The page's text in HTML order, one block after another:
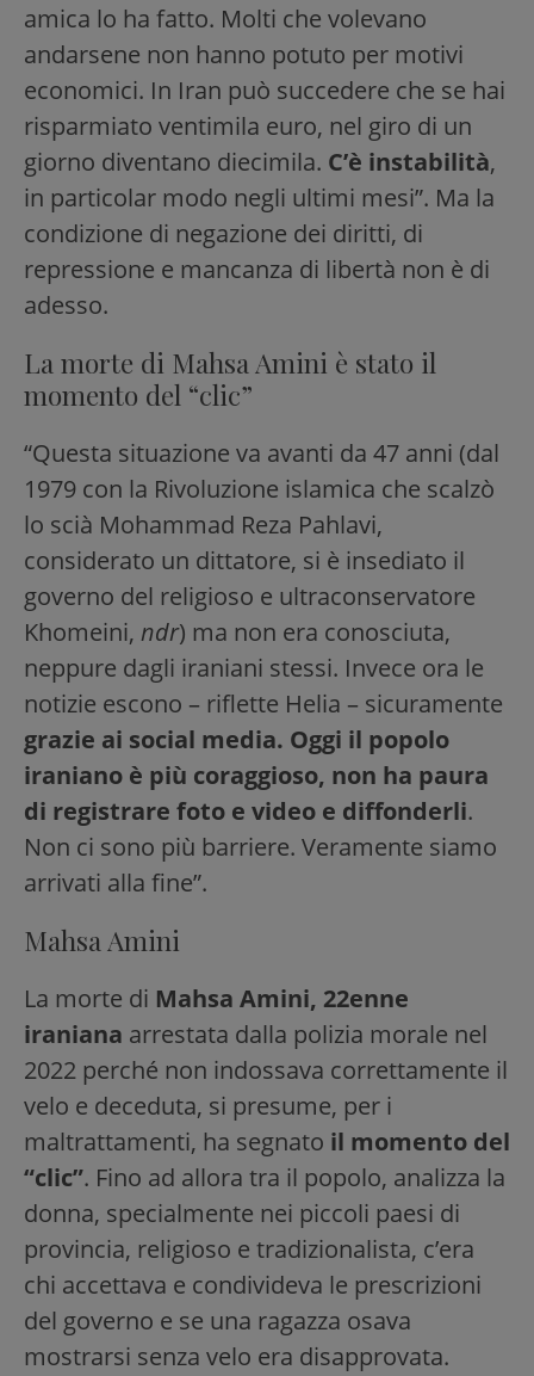
amica lo ha fatto. Molti che volevano
andarsene non hanno potuto per motivi
economici. In Iran può succedere che se hai
risparmiato ventimila euro, nel giro di un
giorno diventano diecimila. C’è instabilità,
in particolar modo negli ultimi mesi”. Ma la
condizione di negazione dei diritti, di
repressione e mancanza di libertà non è di
adesso.
La morte di Mahsa Amini è stato il
momento del “clic”
“Questa situazione va avanti da 47 anni (dal
1979 con la Rivoluzione islamica che scalzò
lo scià Mohammad Reza Pahlavi,
considerato un dittatore, si è insediato il
governo del religioso e ultraconservatore
Khomeini, ndr) ma non era conosciuta,
neppure dagli iraniani stessi. Invece ora le
notizie escono – riflette Helia – sicuramente
grazie ai social media. Oggi il popolo
iraniano è più coraggioso, non ha paura
di registrare foto e video e diffonderli.
Non ci sono più barriere. Veramente siamo
arrivati alla fine”.
Mahsa Amini
La morte di Mahsa Amini, 22enne
iraniana arrestata dalla polizia morale nel
2022 perché non indossava correttamente il
velo e deceduta, si presume, per i
maltrattamenti, ha segnato il momento del
“clic”. Fino ad allora tra il popolo, analizza la
donna, specialmente nei piccoli paesi di
provincia, religioso e tradizionalista, c’era
chi accettava e condivideva le prescrizioni
del governo e se una ragazza osava
mostrarsi senza velo era disapprovata.